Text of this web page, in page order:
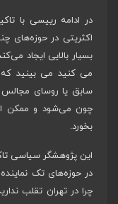
در ادامه رییسی با
اکثریتی در حوزه‌های
بسیار بالایی ایجاد
می کنید می بینید
سابق یا روسای
چون می‌شود و ممکن
بخورد.
این پژوهشگر سیاسی
در حوزه‌های تک‌
چرا در تهران تقلب